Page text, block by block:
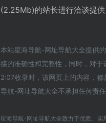
(2.25Mb)的站长进行洽谈提
本站星海导航-网址导航大全提供
接的准确性和完整性，同时，对
2:07收录时，该网页上的内容，
导航-网址导航大全不承担任何责
星海导航-网址导航大全致力于优质、实